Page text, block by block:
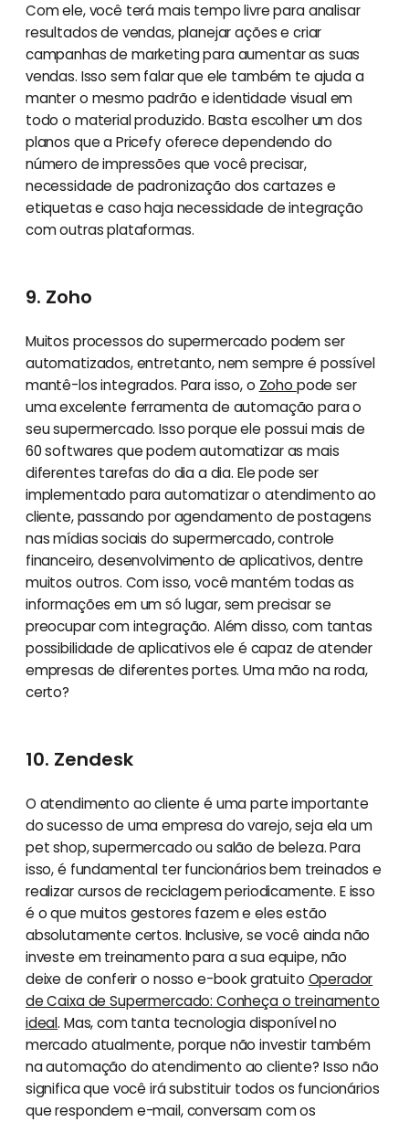
Com ele, você terá mais tempo livre para analisar
resultados de vendas, planejar ações e criar
campanhas de marketing para aumentar as suas
vendas. Isso sem falar que ele também te ajuda a
manter o mesmo padrão e identidade visual em
todo o material produzido. Basta escolher um dos
planos que a Pricefy oferece dependendo do
número de impressões que você precisar,
necessidade de padronização dos cartazes e
etiquetas e caso haja necessidade de integração
com outras plataformas.
9. Zoho
Muitos processos do supermercado podem ser
automatizados, entretanto, nem sempre é possível
mantê-los integrados. Para isso, o Zoho pode ser
uma excelente ferramenta de automação para o
seu supermercado. Isso porque ele possui mais de
60 softwares que podem automatizar as mais
diferentes tarefas do dia a dia. Ele pode ser
implementado para automatizar o atendimento ao
cliente, passando por agendamento de postagens
nas mídias sociais do supermercado, controle
financeiro, desenvolvimento de aplicativos, dentre
muitos outros. Com isso, você mantém todas as
informações em um só lugar, sem precisar se
preocupar com integração. Além disso, com tantas
possibilidade de aplicativos ele é capaz de atender
empresas de diferentes portes. Uma mão na roda,
certo?
10. Zendesk
O atendimento ao cliente é uma parte importante
do sucesso de uma empresa do varejo, seja ela um
pet shop, supermercado ou salão de beleza. Para
isso, é fundamental ter funcionários bem treinados e
realizar cursos de reciclagem periodicamente. E isso
é o que muitos gestores fazem e eles estão
absolutamente certos. Inclusive, se você ainda não
investe em treinamento para a sua equipe, não
deixe de conferir o nosso e-book gratuito Operador
de Caixa de Supermercado: Conheça o treinamento
ideal. Mas, com tanta tecnologia disponível no
mercado atualmente, porque não investir também
na automação do atendimento ao cliente? Isso não
significa que você irá substituir todos os funcionários
que respondem e-mail, conversam com os